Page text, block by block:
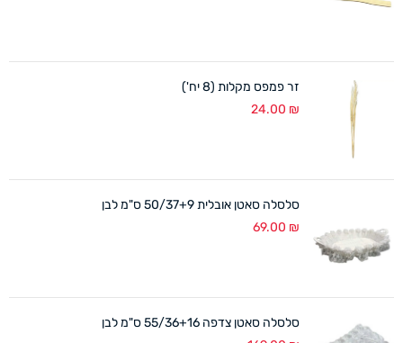
זר פמפס מקלות (8 יח')
24.00 ₪
סלסלה סאטן אובלית 50/37+9 ס"מ לבן
69.00 ₪
סלסלה סאטן צדפה 55/36+16 ס"מ לבן